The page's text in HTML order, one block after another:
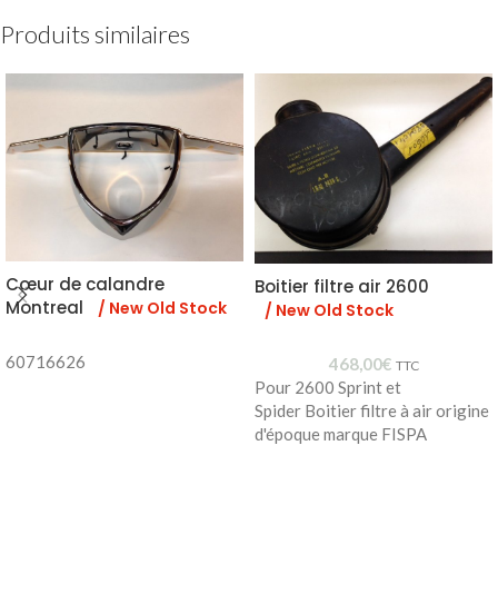
Produits similaires
Cœur de calandre
Montreal
/ New Old Stock
60716626
Boitier filtre air 2600
/ New Old Stock
468,00€ TTC
Pour 2600 Sprint et
Spider Boitier filtre à air origine
d'époque marque FISPA